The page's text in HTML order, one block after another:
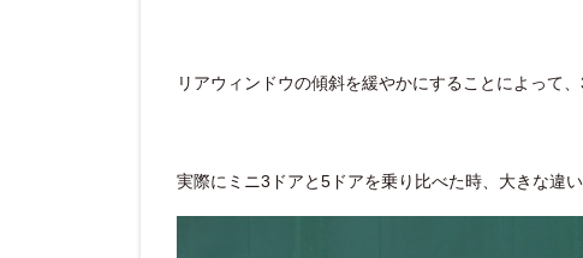
リアウィンドウの傾斜を緩やかにすることによって
実際にミニ3ドアと5ドアを乗り比べた時、大きな違